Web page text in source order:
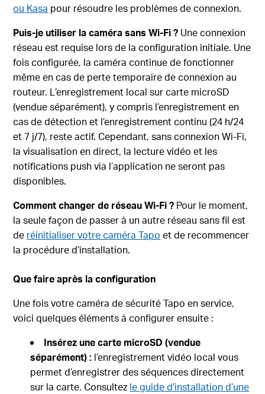
ou Kasa pour résoudre les problèmes de connexion.
Puis-je utiliser la caméra sans Wi-Fi ? Une connexion
réseau est requise lors de la configuration initiale. Une
fois configurée, la caméra continue de fonctionner
même en cas de perte temporaire de connexion au
routeur. L’enregistrement local sur carte microSD
(vendue séparément), y compris l’enregistrement en
cas de détection et l’enregistrement continu (24 h/24
et 7 j/7), reste actif. Cependant, sans connexion Wi-Fi,
la visualisation en direct, la lecture vidéo et les
notifications push via l’application ne seront pas
disponibles.
Comment changer de réseau Wi-Fi ? Pour le moment,
la seule façon de passer à un autre réseau sans fil est
de réinitialiser votre caméra Tapo et de recommencer
la procédure d’installation.
Que faire après la configuration
Une fois votre caméra de sécurité Tapo en service,
voici quelques éléments à configurer ensuite :
Insérez une carte microSD (vendue
séparément) : l’enregistrement vidéo local vous
permet d’enregistrer des séquences directement
sur la carte. Consultez le guide d’installation d’une